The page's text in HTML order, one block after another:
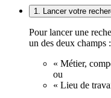
1. Lancer votre
Pour lancer une
un des deux champs :
« Métier,
ou
« Lieu de